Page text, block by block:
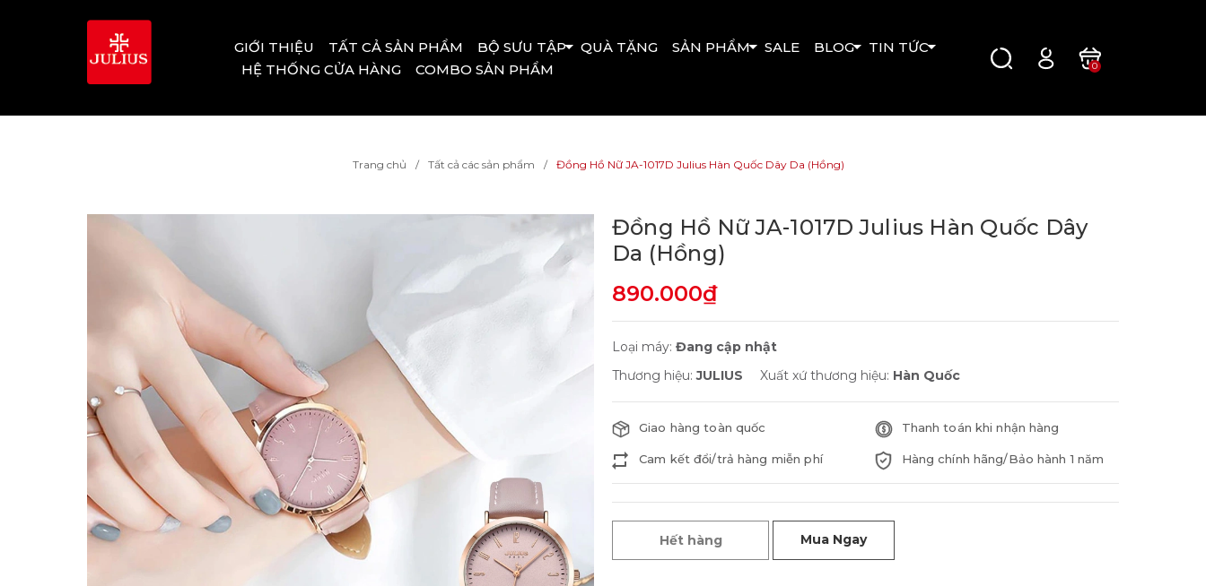
GIỚI THIỆU TẤT CẢ SẢN PHẨM BỘ SƯU TẬP QUÀ TẶNG SẢN PHẨM SALE BLOG
TIN TỨC
HỆ THỐNG CỬA HÀNG
COMBO SẢN PHẨM 0
Trang chủ Tất cả các sản phẩm Đồng Hồ Nữ JA-1017D Julius Hàn Quốc Dây Da (Hồng)
Đồng Hồ Nữ JA-1017D Julius Hàn Quốc Dây
Da (Hồng)
890.000₫
Loại máy: Đang cập nhật
Thương hiệu:JULIUS Xuất xứ thương hiệu: Hàn Quốc
Giao hàng toàn quốc Thanh toán khi nhận hàng
Cam kết đổi/trả hàng miễn phí Hàng chính hãng/Bảo hành 1 năm
Hết hàng Mua Ngay